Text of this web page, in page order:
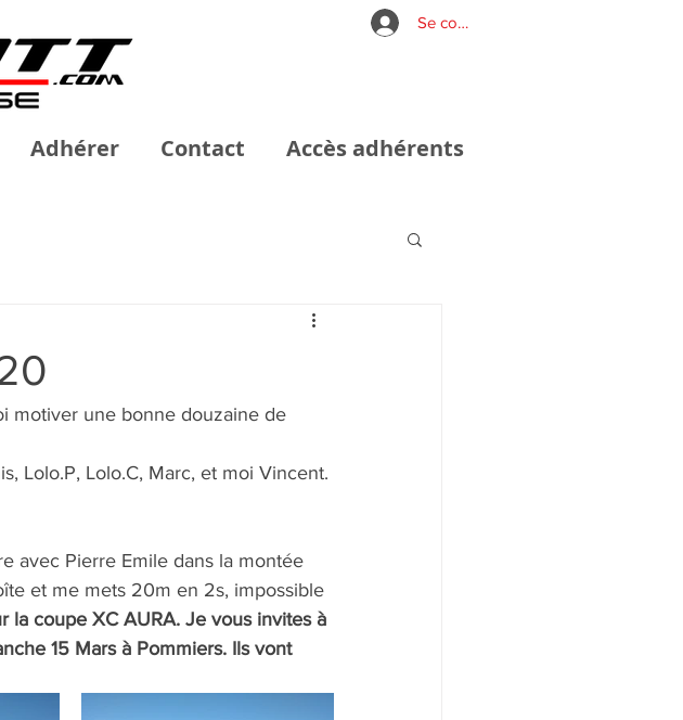
Se connecter
Adhérer Contact Accès adhérents
motiver une bonne douzaine de
Lolo.P, Lolo.C, Marc, et moi Vincent.
avec Pierre Emile dans la montée
et me mets 20m en 2s, impossible
la coupe XC AURA. Je vous invites à
15 Mars à Pommiers. Ils vont